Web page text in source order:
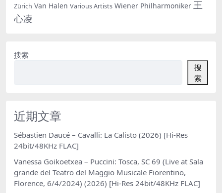
Zürich Van Halen Various Artists Wiener Philharmoniker 王
心凌
搜索
搜
索
近期文章
Sébastien Daucé – Cavalli: La Calisto (2026) [Hi-Res
24bit/48KHz FLAC]
Vanessa Goikoetxea – Puccini: Tosca, SC 69 (Live at Sala
grande del Teatro del Maggio Musicale Fiorentino,
Florence, 6/4/2024) (2026) [Hi-Res 24bit/48KHz FLAC]